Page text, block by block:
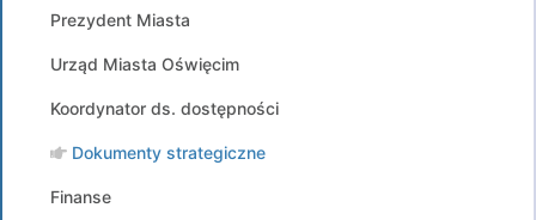
Prezydent Miasta
Urząd Miasta Oświęcim
Koordynator ds. dostępności
Dokumenty strategiczne
Finanse